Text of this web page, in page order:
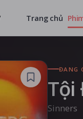
Trang chủ
ĐANG
Tội
Sinners